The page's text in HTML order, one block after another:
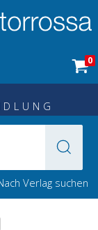
0
Verlag suchen